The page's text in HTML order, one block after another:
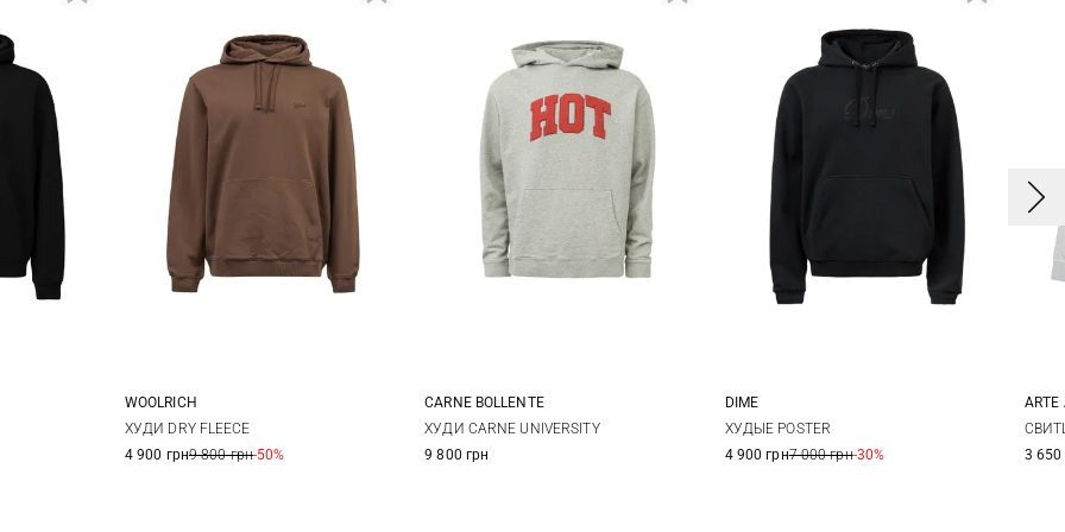
L
WOOLRICH
ХУДИ DRY FLEECE
4 900 грн9 800 грн-50%
S M L
CARNE BOLLENTE
ХУДИ CARNE UNIVERSITY
9 800 грн
S M
DIME
ХУДЫЕ POSTER
4 900 грн7 000 грн-30%
S
ARTE
3 650